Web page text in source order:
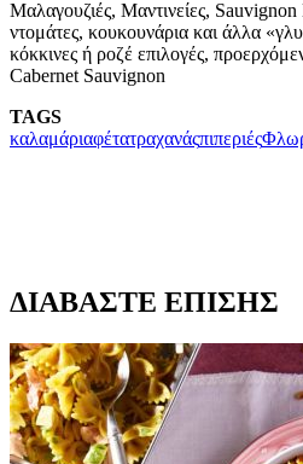
Μαλαγουζιές, Μαντινείες,
ντομάτες, κουκουνάρια και άλλα
κόκκινες ή ροζέ επιλογές,
Cabernet Sauvignon
TAGS
καλαμάριαφέτατραχανάςπιπεριές
ΔΙΑΒΑΣΤΕ ΕΠΙΣΗΣ